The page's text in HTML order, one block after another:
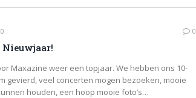
0
Maxazine weer een topjaar. We hebben ons 10-
gevierd, veel concerten mogen bezoeken, mooie
houden, een hoop mooie foto’s…